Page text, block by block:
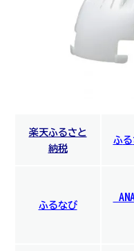
楽天ふるさと
納税
ふる
ふるなび